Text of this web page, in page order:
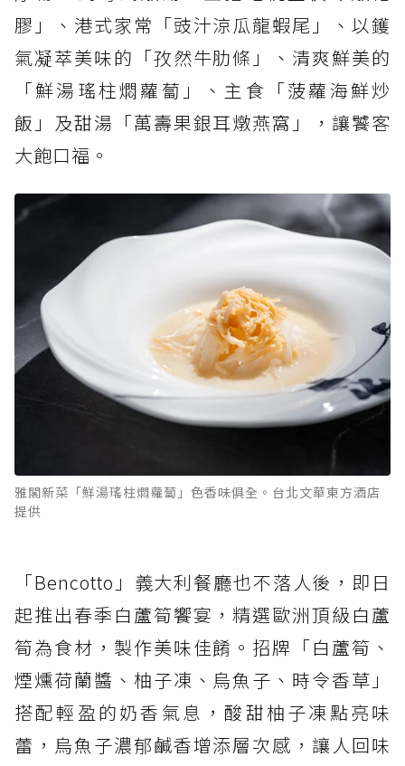
膠」、港式家常「豉汁涼瓜龍蝦尾」、以鑊
氣凝萃美味的「孜然牛肋條」、清爽鮮美的
「鮮湯瑤柱燜蘿蔔」、主食「菠蘿海鮮炒
飯」及甜湯「萬壽果銀耳燉燕窩」，讓饕客
大飽口福。
雅閣新菜「鮮湯瑤柱燜蘿蔔」色香味俱全。台北文華東方酒店
提供
「Bencotto」義大利餐廳也不落人後，即日
起推出春季白蘆筍饗宴，精選歐洲頂級白蘆
筍為食材，製作美味佳餚。招牌「白蘆筍、
煙燻荷蘭醬、柚子凍、烏魚子、時令香草」
搭配輕盈的奶香氣息，酸甜柚子凍點亮味
蕾，烏魚子濃郁鹹香增添層次感，讓人回味